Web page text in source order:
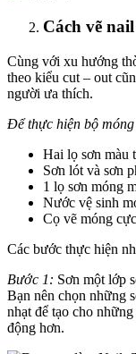
Cách vẽ
Cùng với xu hướng
theo kiểu cut – out
người ưa thích.
Để thực hiện bộ
Hai lọ sơn màu
Sơn lót và sơn
1 lọ sơn móng
Nước vệ sinh
Cọ vẽ móng
Các bước thực hiện
Bước 1: Sơn một lớp
Bạn nên chọn những
nhạt để tạo cho
động hơn.